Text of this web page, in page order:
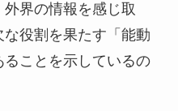
界の情報を感じ取
役割を果たす「能動
ことを示しているの